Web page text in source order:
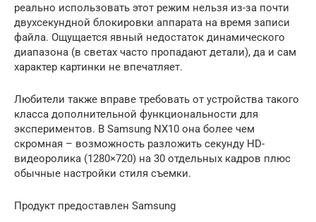
реально использовать этот режим нельзя из-за почти
двухсекундной блокировки аппарата на время записи
файла. Ощущается явный недостаток динамического
диапазона (в светах часто пропадают детали), да и сам
характер картинки не впечатляет.
Любители также вправе требовать от устройства такого
класса дополнительной функциональности для
экспериментов. В Samsung NX10 она более чем
скромная – возможность разложить секунду HD-
видеоролика (1280×720) на 30 отдельных кадров плюс
обычные настройки стиля съемки.
Продукт предоставлен Samsung